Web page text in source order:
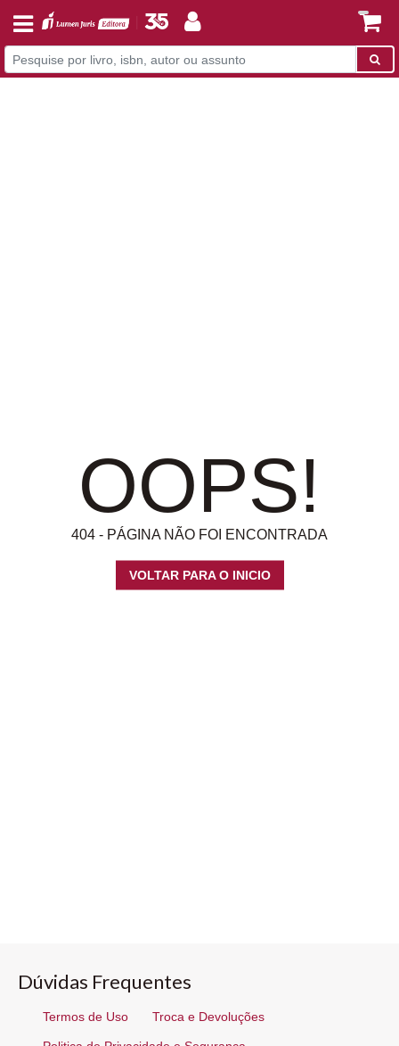
OOPS!
404 - PÁGINA NÃO FOI ENCONTRADA
VOLTAR PARA O INICIO
Dúvidas Frequentes
Termos de Uso Troca e Devoluções